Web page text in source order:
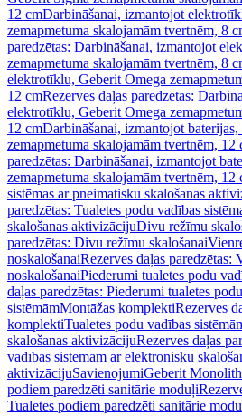
12 cmDarbināšanai, izmantojot
zemapmetuma skalojamām tvertnēm, 8
paredzētas: Darbināšanai, izmantojot
zemapmetuma skalojamām tvertnēm, 8
elektrotīklu, Geberit Omega
12 cmRezerves daļas paredzētas:
elektrotīklu, Geberit Omega
12 cmDarbināšanai, izmantojot
zemapmetuma skalojamām tvertnēm, 12
paredzētas: Darbināšanai, izmantojot
zemapmetuma skalojamām tvertnēm, 12
sistēmas ar pneimatisku skalošanas
paredzētas: Tualetes podu vadības
skalošanas aktivizācijuDivu režīmu
paredzētas: Divu režīmu skalošanai
noskalošanaiRezerves daļas paredzētas:
noskalošanaiPiederumi tualetes podu
daļas paredzētas: Piederumi tualetes
sistēmāmMontāžas komplektiRezerves
komplektiTualetes podu vadības
skalošanas aktivizācijuRezerves daļas
vadības sistēmām ar elektronisku
aktivizācijuSavienojumiGeberit
podiem paredzēti sanitārie moduļi
Tualetes podiem paredzēti sanitārie